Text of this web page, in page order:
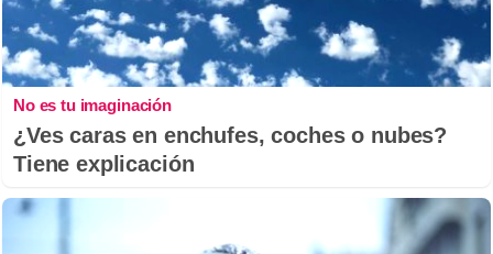
No es tu imaginación
¿Ves caras en enchufes, coches o nubes?
Tiene explicación